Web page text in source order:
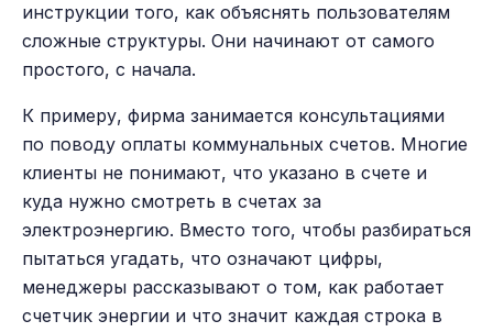
инструкции того, как объяснять пользователям
сложные структуры. Они начинают от самого
простого, с начала.
К примеру, фирма занимается консультациями
по поводу оплаты коммунальных счетов. Многие
клиенты не понимают, что указано в счете и
куда нужно смотреть в счетах за
электроэнергию. Вместо того, чтобы разбираться
пытаться угадать, что означают цифры,
менеджеры рассказывают о том, как работает
счетчик энергии и что значит каждая строка в